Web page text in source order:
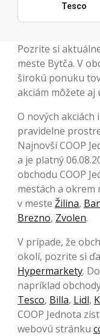
Tesco
Pozrite si
meste Bytča. V
širokú ponuku
akciám môžete aj
O nových akciách
pravidelne
Najnovší COOP
a je platný
obchodu COOP
mestách a okrem
v meste Žilina,
Brezno, Zvolen.
V prípade, že
okolí, pozrite si
Hypermarkety.
napríklad
Tesco, Billa, Lidl,
COOP Jednota
webovú stránku